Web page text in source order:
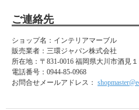
ご連絡先
ショップ名：インテリアマーブル
販売業者：三環ジャパン株式会社
所在地： 〒831-0016 福岡県大川市酒見
電話番号： 0944-85-0968
お問合せメールアドレス：